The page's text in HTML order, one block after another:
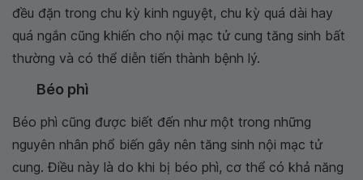
đều đặn trong chu kỳ kinh nguyệt, chu kỳ quá dài hay
quá ngắn cũng khiến cho nội mạc tử cung tăng sinh bất
thường và có thể diễn tiến thành bệnh lý.
Béo phì
Béo phì cũng được biết đến như một trong những
nguyên nhân phổ biến gây nên tăng sinh nội mạc tử
cung. Điều này là do khi bị béo phì, cơ thể có khả năng